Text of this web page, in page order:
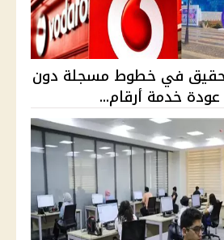
في خطوط مسجلة دون
خدمة أرقام...